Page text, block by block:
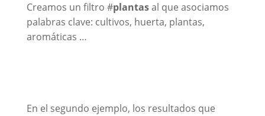
Creamos un filtro #plantasal que asociamos
palabras clave: cultivos, huerta, plantas,
aromáticas …
En el segundo ejemplo, los resultados que